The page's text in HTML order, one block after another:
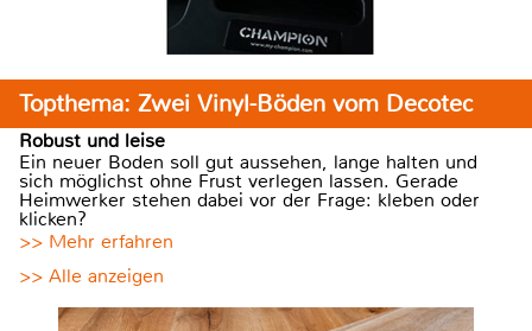
Topthema: Zwei Vinyl-Böden vom Decotec
Robust und leise
Ein neuer Boden soll gut aussehen, lange halten und
sich möglichst ohne Frust verlegen lassen. Gerade
Heimwerker stehen dabei vor der Frage: kleben oder
klicken?
>> Mehr erfahren
>> Alle anzeigen